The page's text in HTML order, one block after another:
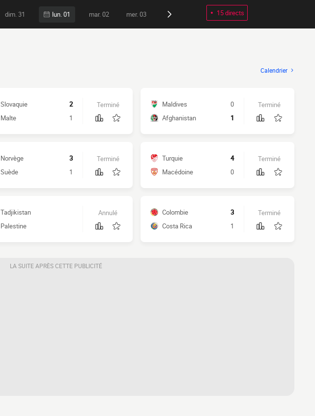
dim. 31 lun. 01 mar. 02 mer. 03 15 directs
Calendrier
Slovaquie
2
Malte
1
Terminé Maldives
0
Afghanistan
1
Terminé
Norvège
3
Suède
1
Terminé Turquie
4
Macédoine
0
Terminé
Tadjikistan
Palestine
Annulé Colombie
3
Costa Rica
1
Terminé
LA SUITE APRÈS CETTE PUBLICITÉ